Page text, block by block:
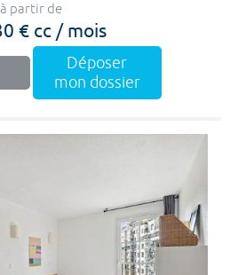
à partir de
€ cc / mois
Déposer
mon dossier